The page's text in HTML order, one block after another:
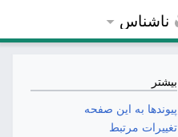
ناشناس
بیشتر
پیوندها به این صفحه
تغییرات مرتبط